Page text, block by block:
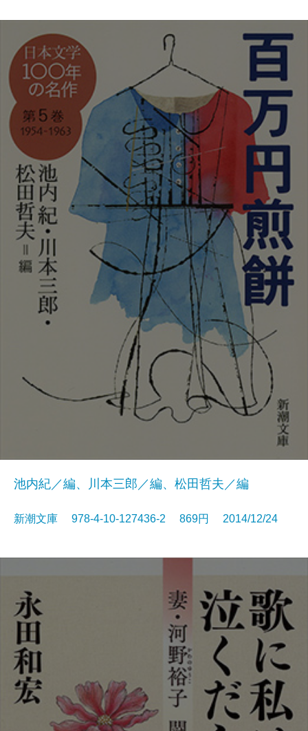
池内紀／編、川本三郎／編、松田哲夫／編
新潮文庫 978-4-10-127436-2 869円 2014/12/24